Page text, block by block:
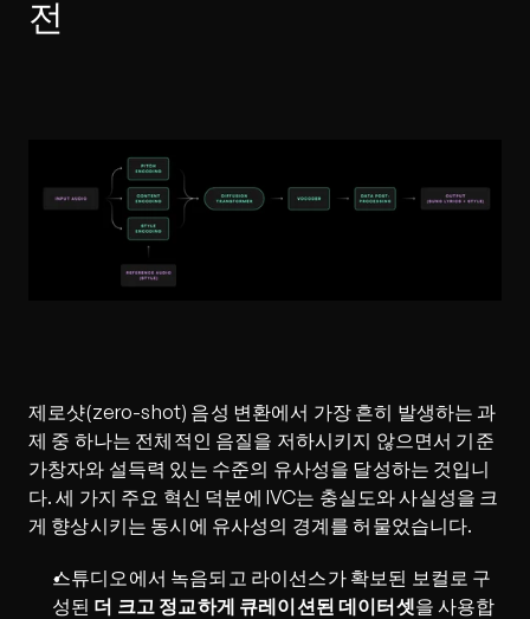
전
제로샷(zero-shot) 음성 변환에서 가장 흔히 발생하는 과
제 중 하나는 전체적인 음질을 저하시키지 않으면서 기준
가창자와 설득력 있는 수준의 유사성을 달성하는 것입니
다. 세 가지 주요 혁신 덕분에 IVC는 충실도와 사실성을 크
게 향상시키는 동시에 유사성의 경계를 허물었습니다.
스튜디오에서 녹음되고 라이선스가 확보된 보컬로 구
성된 더 크고 정교하게 큐레이션된 데이터셋을 사용합